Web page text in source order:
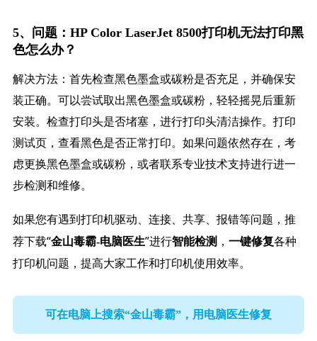
5、问题：HP Color LaserJet 8500打印机无法打印黑
色怎么办？
解决方法：首先检查黑色墨盒或碳粉是否充足，并确保安
装正确。可以尝试取出黑色墨盒或碳粉，轻轻摇晃后重新
安装。检查打印头是否堵塞，进行打印头清洁操作。打印
测试页，查看黑色是否正常打印。如果问题依然存在，考
虑更换黑色墨盒或碳粉，或者联系专业技术支持进行进一
步检测和维修。
如果您有遇到打印机驱动、连接、共享、报错等问题，推
荐下载“金山毒霸-电脑医生”进行智能检测， 一键修复各种
打印机问题，提高大家工作和打印机使用效率。
可在电脑上搜索“金山毒霸”，用电脑医生修复